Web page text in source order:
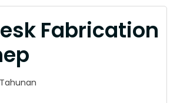
Fabrication